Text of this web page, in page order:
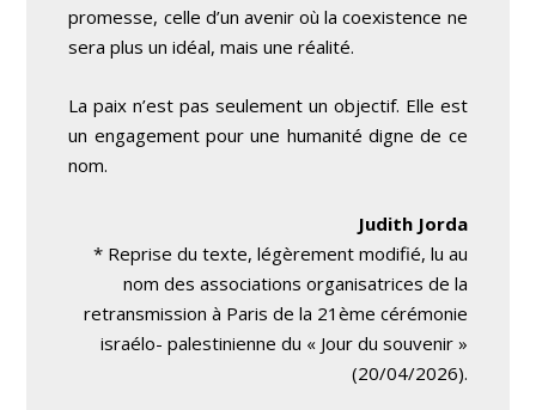
promesse, celle d’un avenir où la coexistence ne
sera plus un idéal, mais une réalité.
La paix n’est pas seulement un objectif. Elle est
un engagement pour une humanité digne de ce
nom.
Judith Jorda
* Reprise du texte, légèrement modifié, lu au
nom des associations organisatrices de la
retransmission à Paris de la 21ème cérémonie
israélo- palestinienne du « Jour du souvenir »
(20/04/2026).